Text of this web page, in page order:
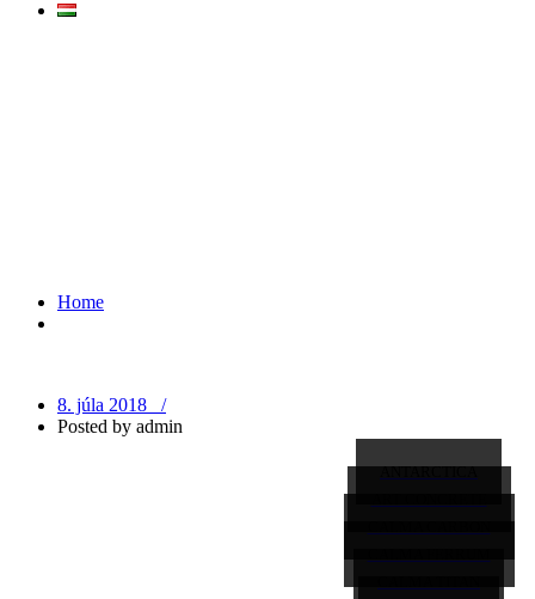
Home
8. júla 2018 /
Posted by admin
ANTARCTICA